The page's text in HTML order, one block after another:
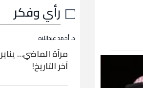
رأي وفكر
د. أحمد عبداللاه
مرآة الماضي… يناير
آخر التاريخ!